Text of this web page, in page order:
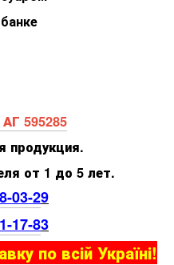
595285
продукция.
от 1 до 5 лет.
03-29
17-83
по всій Україні!